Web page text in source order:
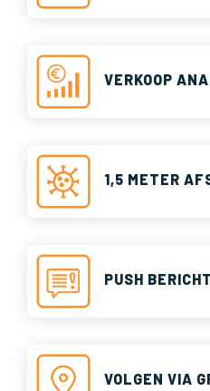
VERKOOP
1,5 METER
PUSH
VOLGEN VIA